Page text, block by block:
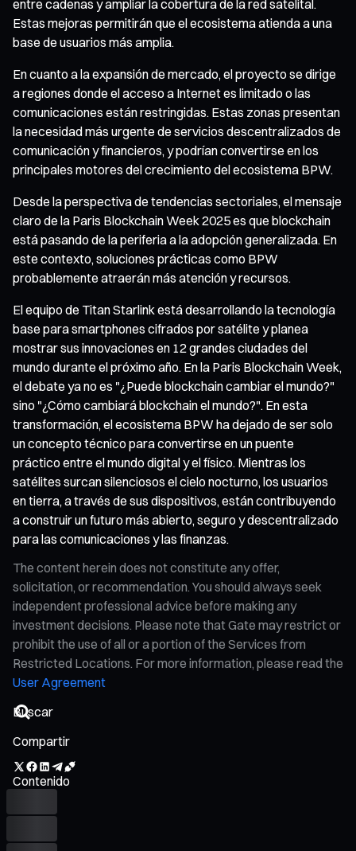
entre cadenas y ampliar la cobertura de la red satelital.
Estas mejoras permitirán que el ecosistema atienda a una
base de usuarios más amplia.
En cuanto a la expansión de mercado, el proyecto se dirige
a regiones donde el acceso a Internet es limitado o las
comunicaciones están restringidas. Estas zonas presentan
la necesidad más urgente de servicios descentralizados de
comunicación y financieros, y podrían convertirse en los
principales motores del crecimiento del ecosistema BPW.
Desde la perspectiva de tendencias sectoriales, el mensaje
claro de la Paris Blockchain Week 2025 es que blockchain
está pasando de la periferia a la adopción generalizada. En
este contexto, soluciones prácticas como BPW
probablemente atraerán más atención y recursos.
El equipo de Titan Starlink está desarrollando la tecnología
base para smartphones cifrados por satélite y planea
mostrar sus innovaciones en 12 grandes ciudades del
mundo durante el próximo año. En la Paris Blockchain Week,
el debate ya no es "¿Puede blockchain cambiar el mundo?"
sino "¿Cómo cambiará blockchain el mundo?". En esta
transformación, el ecosistema BPW ha dejado de ser solo
un concepto técnico para convertirse en un puente
práctico entre el mundo digital y el físico. Mientras los
satélites surcan silenciosos el cielo nocturno, los usuarios
en tierra, a través de sus dispositivos, están contribuyendo
a construir un futuro más abierto, seguro y descentralizado
para las comunicaciones y las finanzas.
The content herein does not constitute any offer,
solicitation, or recommendation. You should always seek
independent professional advice before making any
investment decisions. Please note that Gate may restrict or
prohibit the use of all or a portion of the Services from
Restricted Locations. For more information, please read the
User Agreement
Compartir
Contenido